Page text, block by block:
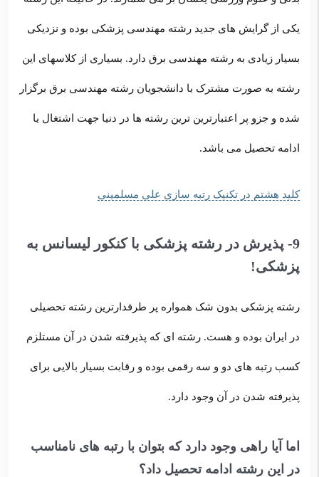
یکی از گرایش های جدید رشته مهندسی پزشکی بوده و نزدیکی
بسیار زیادی به رشته مهندسی برق دارد. بسیاری از کلاسهای این
رشته به صورت مشترک با دانشجویان رشته مهندسی برق برگزار
شده و جزو پر اعتبارترین ترین رشته ها در دنیا جهت اشتغال یا
ادامه تحصیل می باشد.
کلید هشتم در تکنیک رتبه سازی علی مسلمینی
9- پذیرش در رشته پزشکی با کنکور لیسانس به
پزشکی!
رشته پزشکی بدون شک همواره پر طرفدارترین رشته تحصیلی
در ایران بوده و هست. رشته ای که پذیرفته شدن در آن مستلزم
کسب رتبه های دو و سه رقمی بوده و رقابت بسیار بالایی برای
پذیرفته شدن در آن وجود دارد.
اما آیا راهی وجود دارد که بتوان با رتبه های نامناسب
در این رشته ادامه تحصیل داد؟